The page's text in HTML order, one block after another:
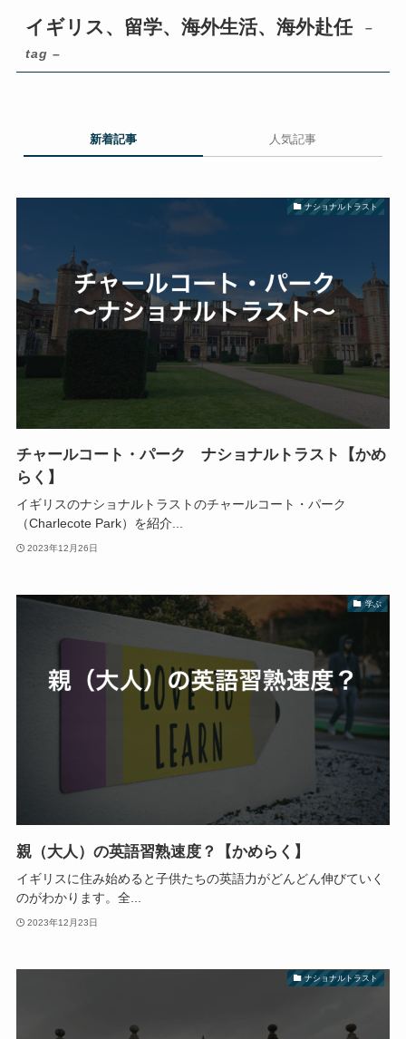
イギリス、留学、海外生活、海外赴任
–
tag –
新着記事 人気記事
ナショナルトラスト
チャールコート・パーク ナショナルトラスト【かめ
らく】
イギリスのナショナルトラストのチャールコート・パーク
（Charlecote Park）を紹介...
2023年12月26日
学ぶ
親（大人）の英語習熟速度？【かめらく】
イギリスに住み始めると子供たちの英語力がどんどん伸びていく
のがわかります。全...
2023年12月23日
ナショナルトラスト